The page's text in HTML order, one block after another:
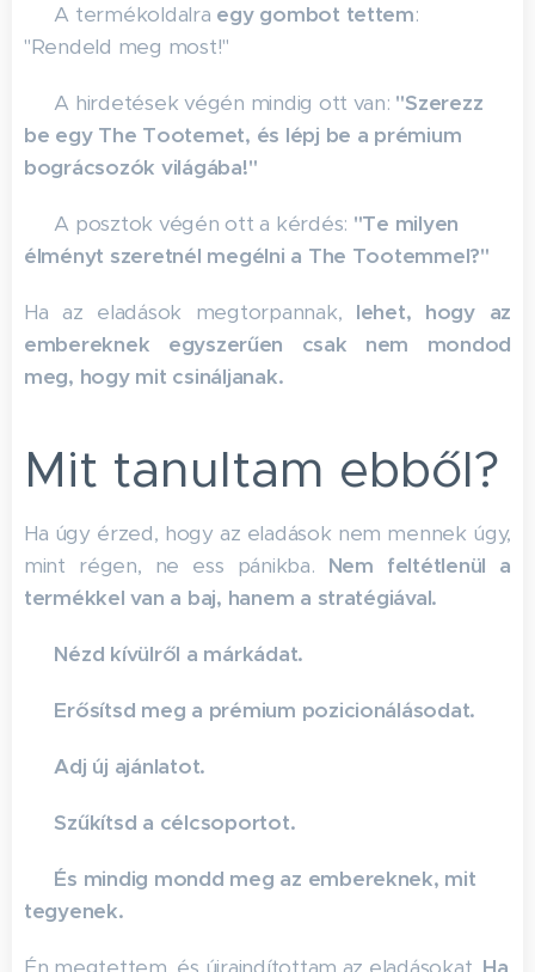
✅ A termékoldalra egy gombot tettem:
"Rendeld meg most!"
✅ A hirdetések végén mindig ott van: "Szerezz
be egy The Tootemet, és lépj be a prémium
bográcsozók világába!"
✅ A posztok végén ott a kérdés: "Te milyen
élményt szeretnél megélni a The Tootemmel?"
Ha az eladások megtorpannak, lehet, hogy az
embereknek egyszerűen csak nem mondod
meg, hogy mit csináljanak.
Mit tanultam ebből?
Ha úgy érzed, hogy az eladások nem mennek úgy,
mint régen, ne ess pánikba. Nem feltétlenül a
termékkel van a baj, hanem a stratégiával.
Nézd kívülről a márkádat.
Erősítsd meg a prémium pozicionálásodat.
✅Adj új ajánlatot.
Szűkítsd a célcsoportot.
És mindig mondd meg az embereknek, mit
tegyenek.